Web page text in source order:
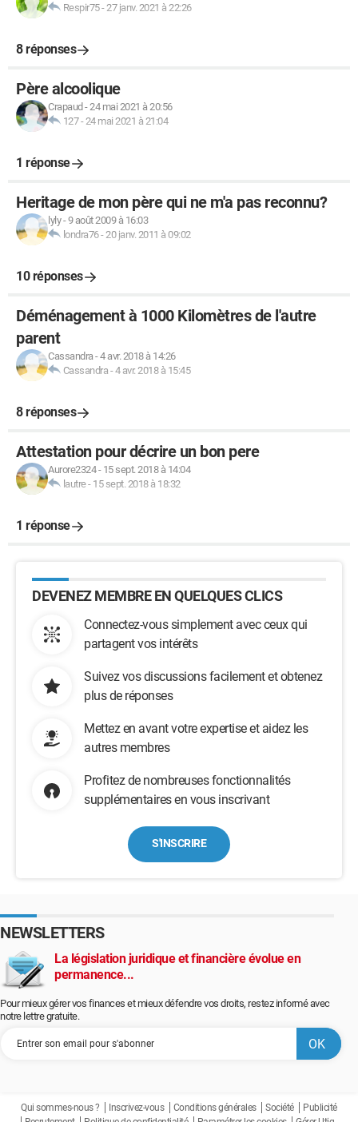
Respir75-27 janv. 2021 à 22:26
8 réponses
Père alcoolique
Crapaud -24 mai 2021 à 20:56
127-24 mai 2021 à 21:04
1 réponse
Heritage de mon père qui ne m'a pas reconnu?
lyly-9 août 2009 à 16:03
londra76-20 janv. 2011 à 09:02
10 réponses
Déménagement à 1000 Kilomètres de l'autre
parent
Cassandra-4 avr. 2018 à 14:26
Cassandra -4 avr. 2018 à 15:45
8 réponses
Attestation pour décrire un bon pere
Aurore2324- 15 sept. 2018 à 14:04
lautre- 15 sept. 2018 à 18:32
1 réponse
DEVENEZ MEMBRE EN QUELQUES CLICS
Connectez-vous simplement avec ceux qui
partagent vos intérêts
Suivez vos discussions facilement et obtenez
plus de réponses
Mettez en avant votre expertise et aidez les
autres membres
Profitez de nombreuses fonctionnalités
supplémentaires en vous inscrivant
S'INSCRIRE
NEWSLETTERS
La législation juridique et financière évolue en
permanence...
Pour mieux gérer vos finances et mieux défendre vos droits, restez informé avec
notre lettre gratuite.
Qui sommes-nous ? Inscrivez-vous Conditions générales Société
Publicité